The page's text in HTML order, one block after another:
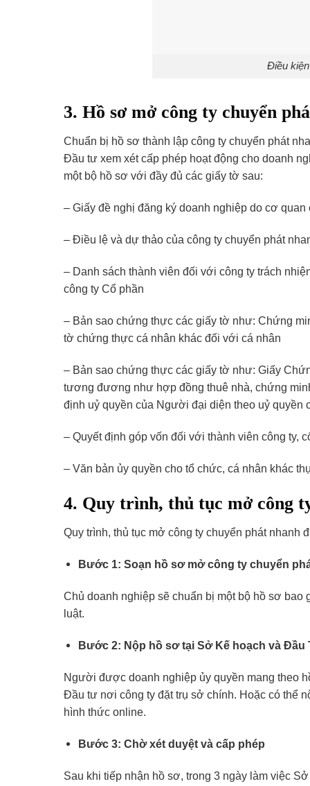
Điều
3. Hồ sơ mở công ty chuyển
Chuẩn bị hồ sơ thành lập công ty chuyển phát
Đầu tư xem xét cấp phép hoạt động cho doanh
một bộ hồ sơ với đầy đủ các giấy tờ sau:
– Giấy đề nghị đăng ký doanh nghiệp do cơ
– Điều lệ và dự thảo của công ty chuyển phát
– Danh sách thành viên đối với công ty trách
công ty Cổ phần
– Bản sao chứng thực các giấy tờ như: Chứng
tờ chứng thực cá nhân khác đối với cá nhân
– Bản sao chứng thực các giấy tờ như: Giấy
tương đương như hợp đồng thuê nhà, chứng
định uỷ quyền của Người đại diện theo uỷ quyền
– Quyết định góp vốn đối với thành viên công ty,
– Văn bản ủy quyền cho tổ chức, cá nhân khác
4. Quy trình, thủ tục mở công
Quy trình, thủ tục mở công ty chuyển phát
Bước 1: Soạn hồ sơ mở công ty chuyển
Chủ doanh nghiệp sẽ chuẩn bị một bộ hồ sơ
luật.
Bước 2: Nộp hồ sơ tại Sở Kế hoạch và Đầu
Người được doanh nghiệp ủy quyền mang theo
Đầu tư nơi công ty đặt trụ sở chính. Hoặc có thể
hình thức online.
Bước 3: Chờ xét duyệt và cấp phép
Sau khi tiếp nhận hồ sơ, trong 3 ngày làm việc